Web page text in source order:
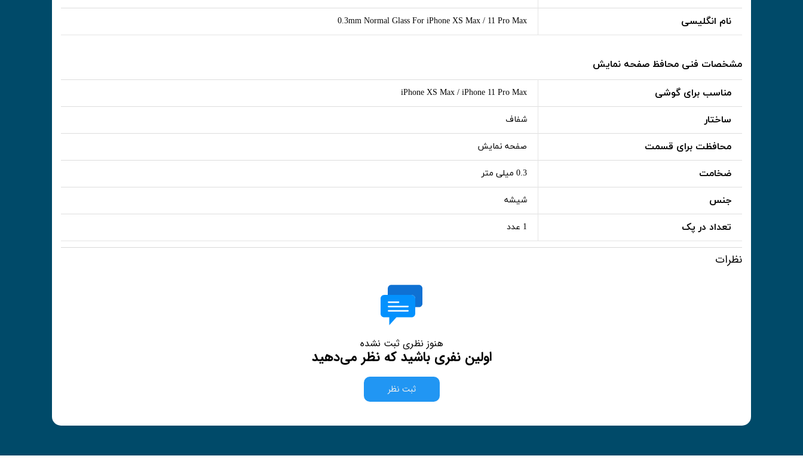
نام انگلیسی 0.3mm Normal Glass For iPhone XS Max / 11 Pro Max
مشخصات فنی محافظ صفحه نمایش
مناسب برای گوشی iPhone XS Max / iPhone 11 Pro Max
ساختار شفاف
محافظت برای قسمت صفحه نمایش
ضخامت 0.3 میلی متر
جنس شیشه
تعداد در پک 1 عدد
نظرات
هنوز نظری ثبت نشده
اولین نفری باشید که نظر می‌دهید
ثبت نظر